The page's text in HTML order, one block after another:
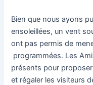
Bien que nous ayons
ensoleillées, un vent
ont pas permis de
programmées. Les
présents pour
et régaler les visiteurs